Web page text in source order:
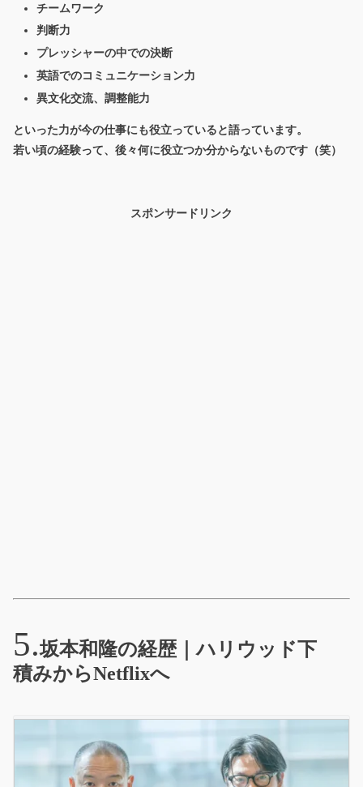
チームワーク
判断力
プレッシャーの中での決断
英語でのコミュニケーション力
異文化交流、調整能力
といった力が今の仕事にも役立っていると語っています。
若い頃の経験って、後々何に役立つか分からないものです（笑）
スポンサードリンク
坂本和隆の経歴｜ハリウッド下
積みからNetflixへ